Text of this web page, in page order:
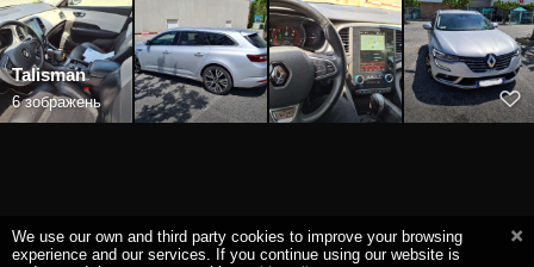
Talisman
6 зображень
We use our own and third party cookies to improve your browsing
experience and our services. If you continue using our website is